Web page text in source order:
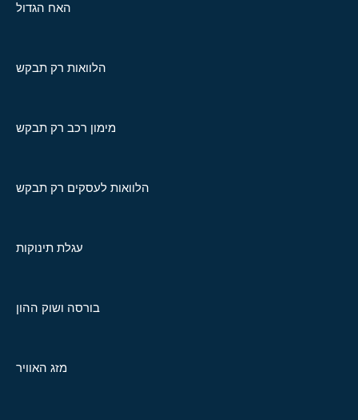
האח הגדול
הלוואות רק תבקש
מימון רכב רק תבקש
הלוואות לעסקים רק תבקש
עגלת תינוקות
בורסה ושוק ההון
מזג האוויר